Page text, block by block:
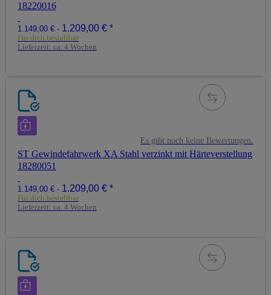
18220016
1.149,00 € - 1.209,00 € *
Für dich bestellbar
Lieferzeit: ca. 4 Wochen
Es gibt noch keine Bewertungen.
ST Gewindefahrwerk XA Stahl verzinkt mit Härteverstellung
18280051
1.149,00 € - 1.209,00 € *
Für dich bestellbar
Lieferzeit: ca. 4 Wochen